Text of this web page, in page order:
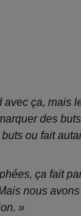
ça, mais
des
ou fait
ça fait
nous
»